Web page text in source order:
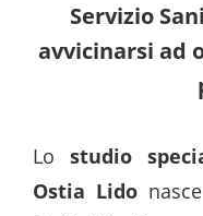
Servizio
avvicinarsi ad
Lo studio
Ostia Lido